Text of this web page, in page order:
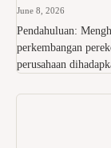
June 8, 2026
Pendahuluan:
perkembangan
perusahaan